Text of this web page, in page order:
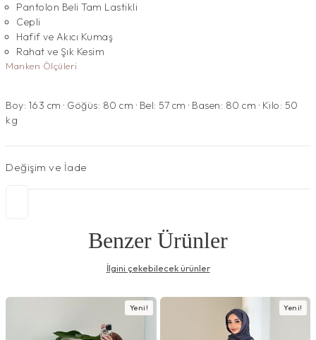
Pantolon Beli Tam Lastikli
Cepli
Hafif ve Akıcı Kumaş
Rahat ve Şık Kesim
Manken Ölçüleri
Boy: 163 cm · Göğüs: 80 cm · Bel: 57 cm · Basen: 80 cm · Kilo: 50
kg
Değişim ve İade
Benzer Ürünler
İlgini çekebilecek ürünler
Yeni! Yeni!